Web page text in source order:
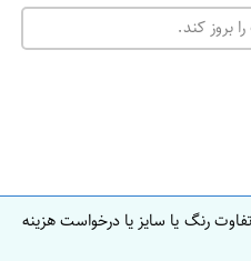
بروز کند.
رنگ یا سایز یا درخواست هزینه